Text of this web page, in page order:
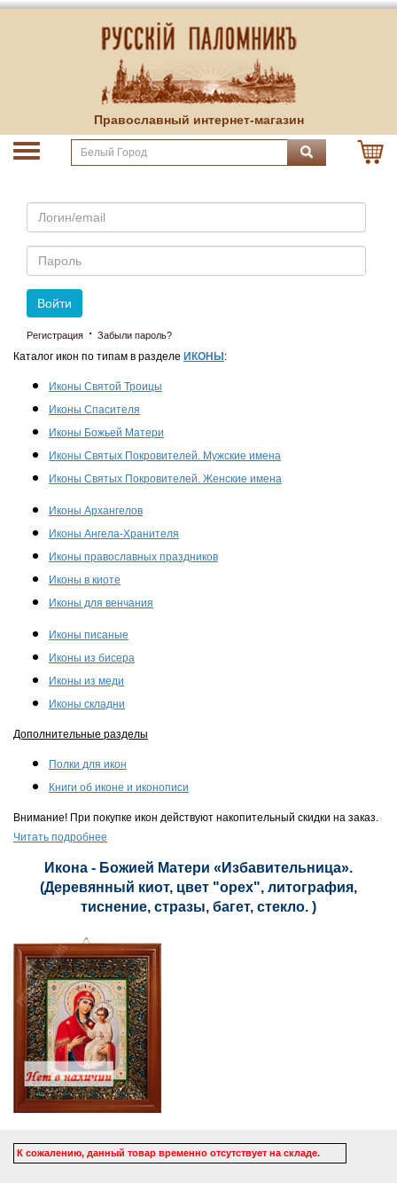
Православный интернет-магазин
Email
Пароль
Войти
Регистрация · Забыли пароль?
Каталог икон по типам в разделе ИКОНЫ :
Иконы Святой Троицы
Иконы Спасителя
Иконы Божьей Матери
Иконы Святых Покровителей. Мужские имена
Иконы Святых Покровителей. Женские имена
Иконы Архангелов
Иконы Ангела-Хранителя
Иконы православных праздников
Иконы в киоте
Иконы для венчания
Иконы писаные
Иконы из бисера
Иконы из меди
Иконы складни
Дополнительные разделы
Полки для икон
Книги об иконе и иконописи
Внимание! При покупке икон действуют накопительный скидки на заказ.
Читать подробнее
Икона - Божией Матери «Избавительница».
(Деревянный киот, цвет "орех", литография,
тиснение, стразы, багет, стекло. )
К сожалению, данный товар временно отсутствует на складе.